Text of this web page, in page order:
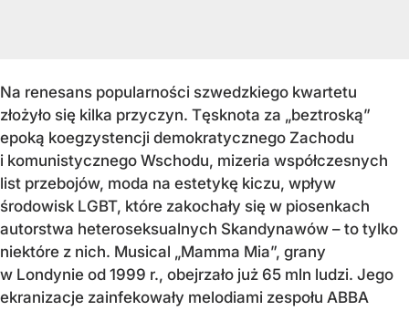
Na renesans popularności szwedzkiego kwartetu
złożyło się kilka przyczyn. Tęsknota za „beztroską”
epoką koegzystencji demokratycznego Zachodu
i komunistycznego Wschodu, mizeria współczesnych
list przebojów, moda na estetykę kiczu, wpływ
środowisk LGBT, które zakochały się w piosenkach
autorstwa heteroseksualnych Skandynawów – to tylko
niektóre z nich. Musical „Mamma Mia”, grany
w Londynie od 1999 r., obejrzało już 65 mln ludzi. Jego
ekranizacje zainfekowały melodiami zespołu ABBA